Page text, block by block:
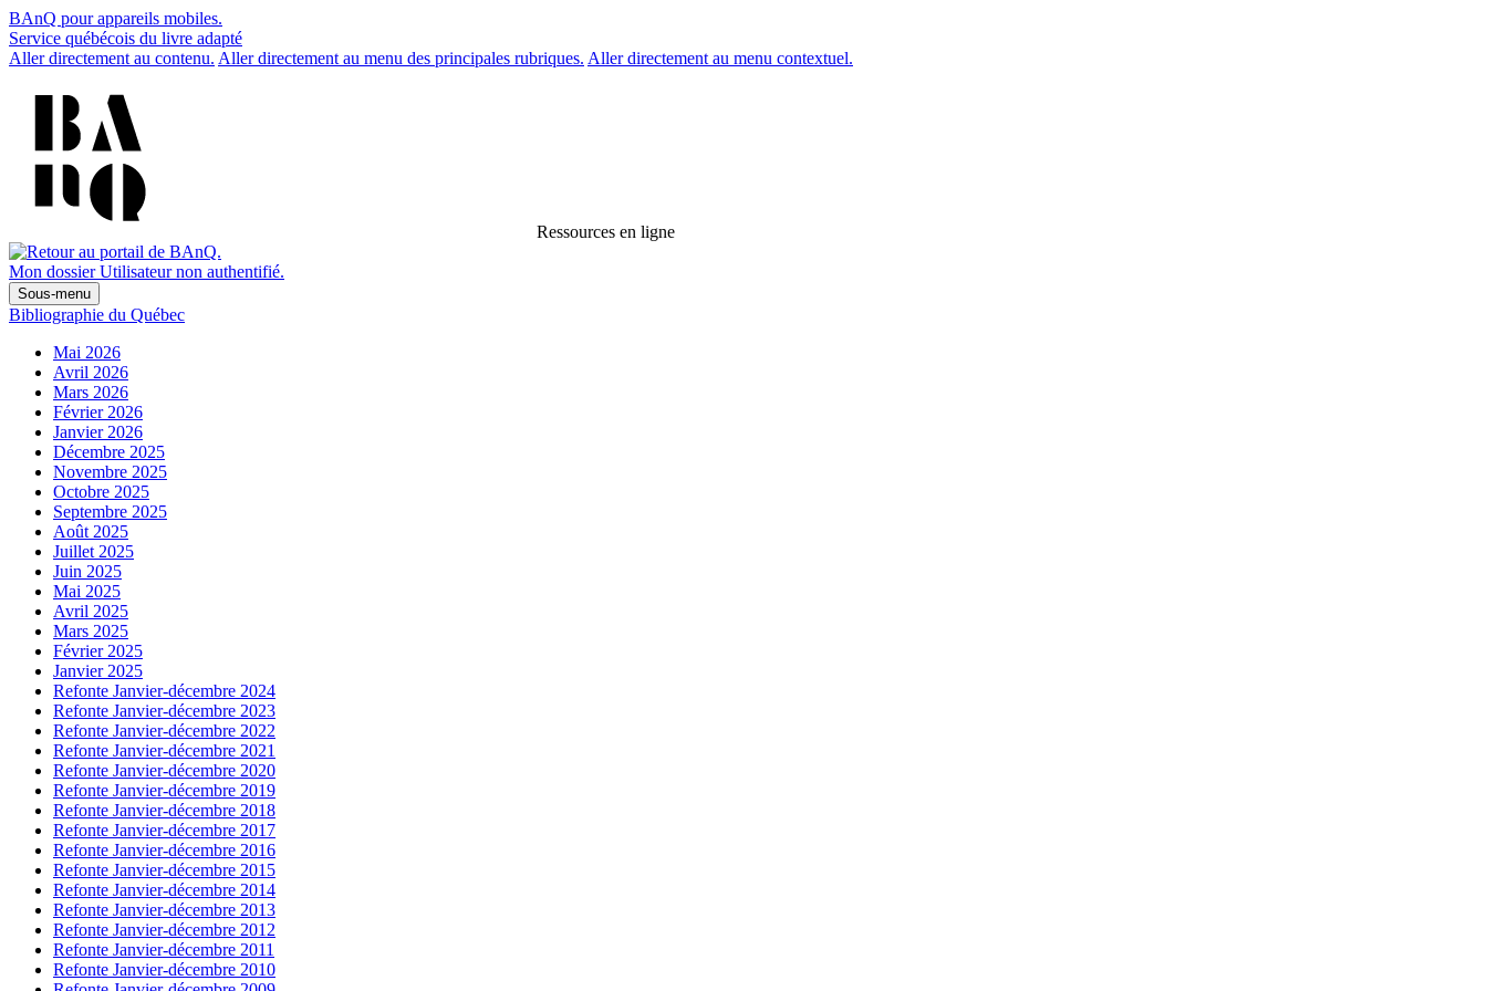
BAnQ pour appareils mobiles.
Service québécois du livre adapté
Aller directement au contenu. Aller directement au menu des principales rubriques. Aller directement au menu contextuel.
Ressources en ligne
Mon dossier Utilisateur non authentifié.
Sous-menu
Bibliographie du Québec
Mai 2026
Avril 2026
Mars 2026
Février 2026
Janvier 2026
Décembre 2025
Novembre 2025
Octobre 2025
Septembre 2025
Août 2025
Juillet 2025
Juin 2025
Mai 2025
Avril 2025
Mars 2025
Février 2025
Janvier 2025
Refonte Janvier-décembre 2024
Refonte Janvier-décembre 2023
Refonte Janvier-décembre 2022
Refonte Janvier-décembre 2021
Refonte Janvier-décembre 2020
Refonte Janvier-décembre 2019
Refonte Janvier-décembre 2018
Refonte Janvier-décembre 2017
Refonte Janvier-décembre 2016
Refonte Janvier-décembre 2015
Refonte Janvier-décembre 2014
Refonte Janvier-décembre 2013
Refonte Janvier-décembre 2012
Refonte Janvier-décembre 2011
Refonte Janvier-décembre 2010